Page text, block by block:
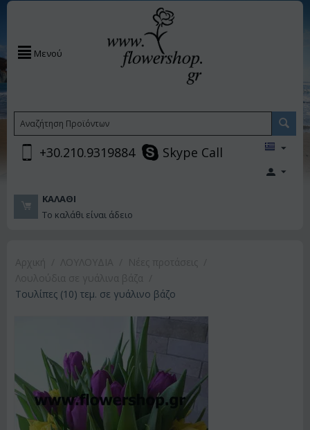
Μενού
+30.210.9319884 Skype Call
ΚΑΛΆΘΙ
Το καλάθι είναι άδειο
Τουλίπες (10) τεμ. σε γυάλινο βάζο